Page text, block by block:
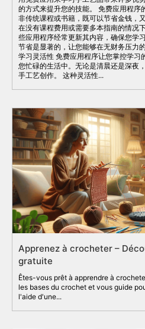
的方式来提升您的技能。 免费应用程序
非传统课程或书籍，既可以节省金钱，
在没有课程费用或需要多本指南的情况
些应用程序经常更新其内容，确保您学
节省是显著的，让您能够在无财务压力
学习灵活性 免费应用程序让您掌控学习
您忙碌的生活中。无论是清晨还是深夜
手工艺创作。 这种灵活性...
Apprenez à crocheter –
gratuite
Êtes-vous prêt à apprendre à
les bases du crochet et vous guide
l'aide d'une...